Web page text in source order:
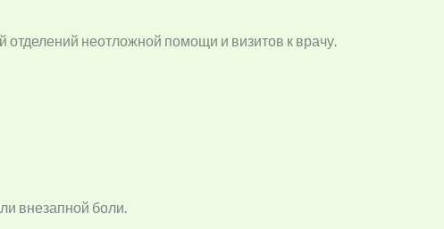
неотложной помощи и визитов к врачу.
внезапной боли.